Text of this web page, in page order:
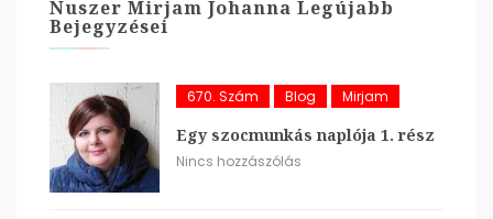
Nuszer Mirjam Johanna Legújabb
Bejegyzései
670. Szám Blog Mirjam
Egy szocmunkás naplója 1. rész
Nincs hozzászólás